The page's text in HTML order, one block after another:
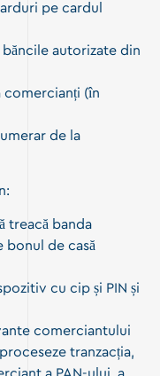
pe cardul
autorizate din
comercianți (în
de la
treacă banda
bonul de casă
cu cip și PIN și
comerciantului
tranzacția,